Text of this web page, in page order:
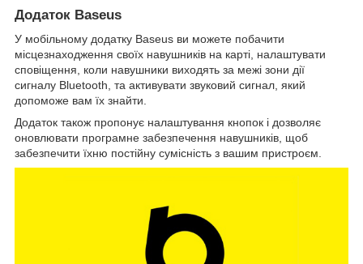
Додаток Baseus
У мобільному додатку Baseus ви можете побачити
місцезнаходження своїх навушників на карті, налаштувати
сповіщення, коли навушники виходять за межі зони дії
сигналу Bluetooth, та активувати звуковий сигнал, який
допоможе вам їх знайти.
Додаток також пропонує налаштування кнопок і дозволяє
оновлювати програмне забезпечення навушників, щоб
забезпечити їхню постійну сумісність з вашим пристроєм.